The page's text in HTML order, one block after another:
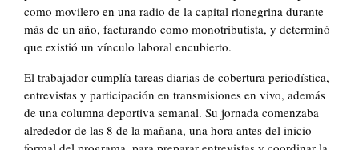
como movilero en una radio de la capital rionegrina durante
más de un año, facturando como monotributista, y determinó
que existió un vínculo laboral encubierto.
El trabajador cumplía tareas diarias de cobertura periodística,
entrevistas y participación en transmisiones en vivo, además
de una columna deportiva semanal. Su jornada comenzaba
alrededor de las 8 de la mañana, una hora antes del inicio